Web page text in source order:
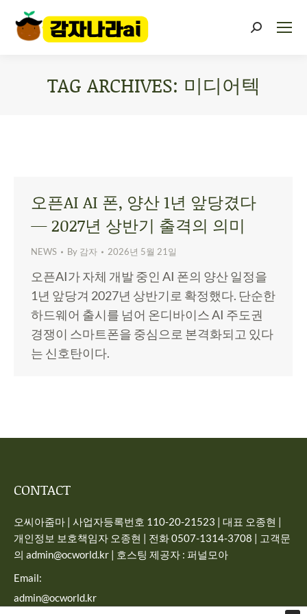
TAG ARCHIVES: 미디어텍
오픈AI AI 폰, 양산 1년 앞당겼다
— 2027년 상반기 출격의 의미
NEWS By 감자 2026년 5월 21일
오픈AI가 자체 개발 중인 AI 폰의 양산 일정을
1년 앞당겨 2027년 상반기로 확정했다. 단순한
하드웨어 출시를 넘어 온디바이스 AI 주도권
경쟁이 스마트폰을 중심으로 본격화되고 있다
는 신호탄이다.
CONTACT
오씨아줌마 | 사업자등록번호 110-20-21523 | 대표 오종현 |
개인정보 보호책임자 오종현 | 전화 0507-1314-3708 | 고객문
의 admin@ocworld.kr | 호스팅 제공자 : 퍼널모아
Email:
admin@ocworld.kr